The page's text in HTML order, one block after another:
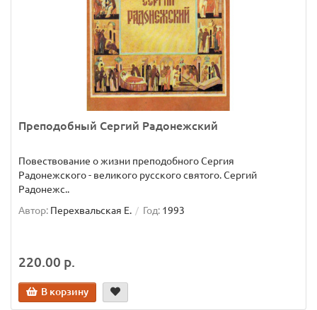
Преподобный Сергий Радонежский
Повествование о жизни преподобного Сергия
Радонежского - великого русского святого. Сергий
Радонежс..
Автор: Перехвальская Е. Год: 1993
220.00 р.
В корзину